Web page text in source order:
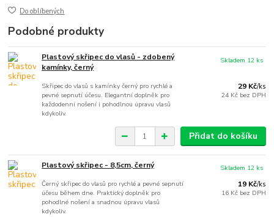
Do oblíbených
Podobné produkty
Plastový skřipec do vlasů - zdobený
kamínky, černý
Skřipec do vlasů s kamínky černý pro rychlé a
pevné sepnutí účesu. Elegantní doplněk pro
každodenní nošení i pohodlnou úpravu vlasů
kdykoliv.
29 Kč/ks
24 Kč bez DPH
Skladem 12 ks
Přidat do košíku
Plastový skřipec - 8,5cm, černý
Černý skřipec do vlasů pro rychlé a pevné sepnutí
účesu během dne. Praktický doplněk pro
pohodlné nošení a snadnou úpravu vlasů
kdykoliv.
19 Kč/ks
16 Kč bez DPH
Skladem 12 ks